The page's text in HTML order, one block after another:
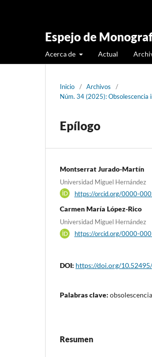
Espejo de
Acerca de Actual
Inicio / Archivos
/
Núm. 34 (2025):
Epílogo
Montserrat Jurado-Martín
Universidad Miguel Hernández
https://orcid.org/0000-
Carmen María López-Rico
Universidad Miguel Hernández
https://orcid.org/0000-
DOI: https://doi.org/
Palabras clave:
Resumen